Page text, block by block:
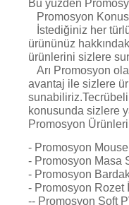
Bu yüzden
Promosyon
İstediğiniz her
ürününüz
ürünlerini sizlere
Arı Promosyon
avantaj ile sizlere
konusunda sizlere
Promosyon Ürünleri
- Promosyon
- Promosyon Masa
- Promosyon
- Promosyon Rozet
-- Promosyon Soft